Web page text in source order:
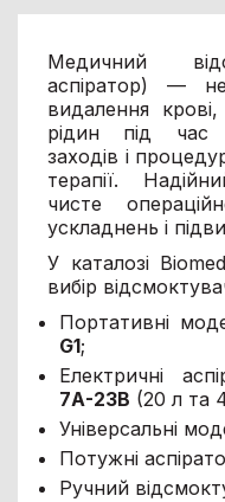
Медичний
аспіратор) —
видалення
рідин під час
заходів і
терапії.
чисте
ускладнень і
У каталозі
вибір
Портативні
G1;
Електричні
7А-23В (20 л та
Універсальні
Потужні
Ручний